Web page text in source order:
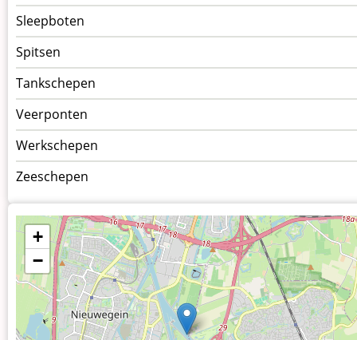
Sleepboten
Spitsen
Tankschepen
Veerponten
Werkschepen
Zeeschepen
+
−